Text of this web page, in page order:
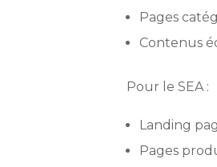
Pages
Contenus
Pour le SEA :
Landing
Pages